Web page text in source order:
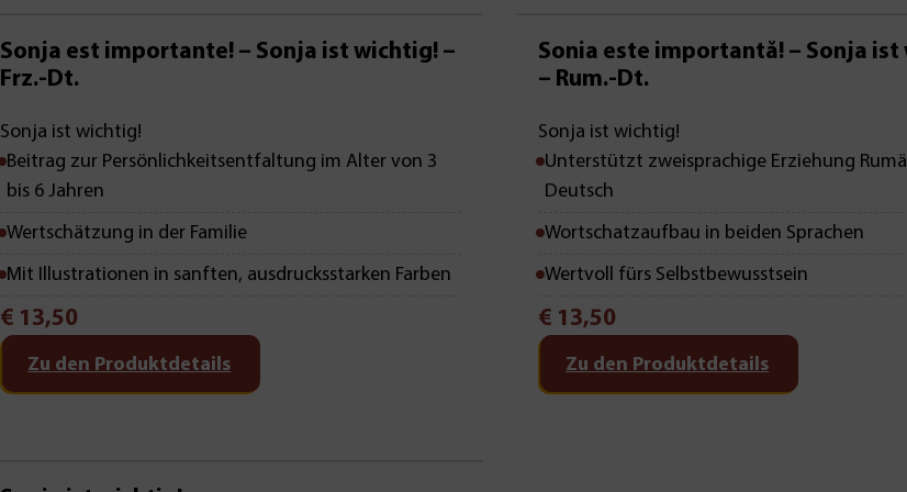
Mit Leseprobe!
Sonja est importante! – Sonja ist wichtig! –
Frz.-Dt.
Sonja ist wichtig!
Beitrag zur Persönlichkeitsentfaltung im Alter von 3
bis 6 Jahren
Wertschätzung in der Familie
Mit Illustrationen in sanften, ausdrucksstarken Farben
€ 13,50
Zu den Produktdetails
Mit Leseprobe!
Sonia este importantă! – Sonja ist
– Rum.-Dt.
Sonja ist wichtig!
Unterstützt zweisprachige Erziehung
Deutsch
Wortschatzaufbau in beiden Sprachen
Wertvoll fürs Selbstbewusstsein
€ 13,50
Zu den Produktdetails